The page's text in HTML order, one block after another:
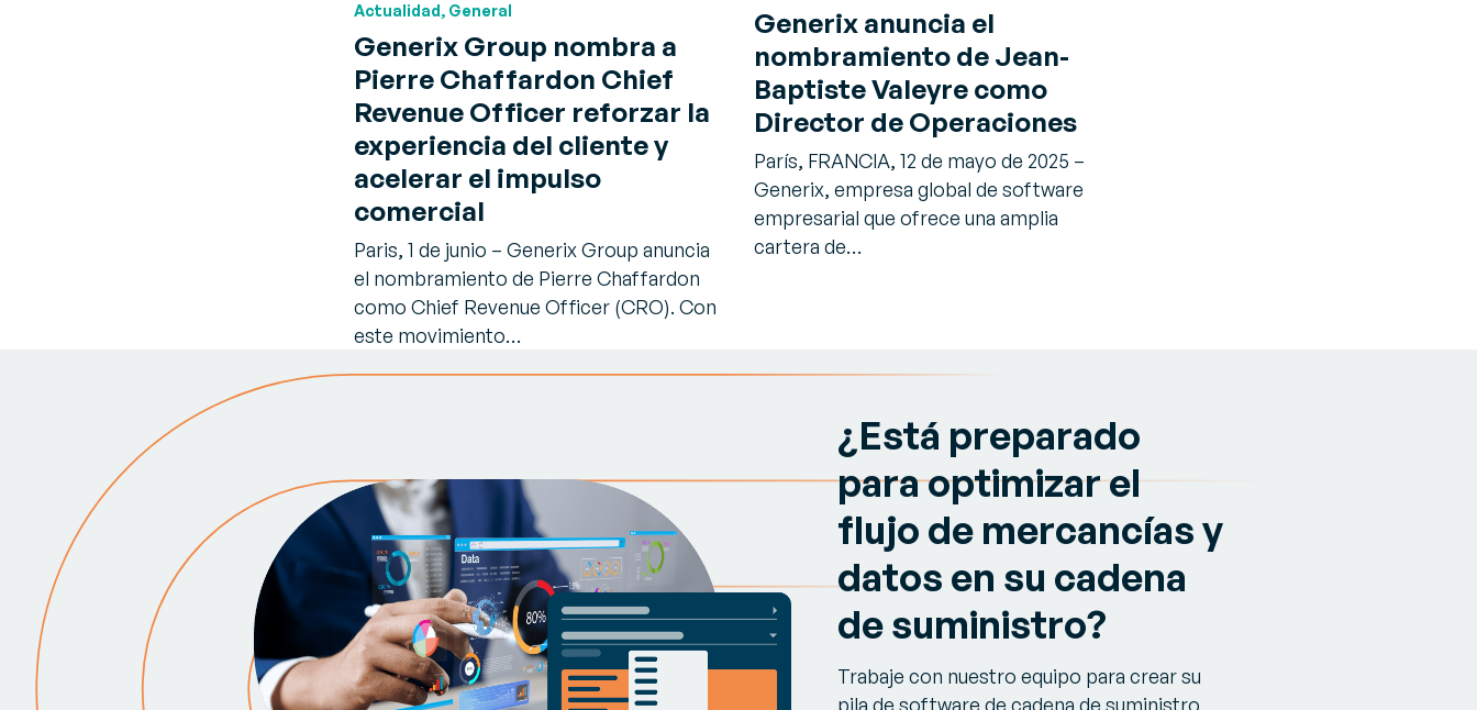
Actualidad, General
Generix Group nombra a
Pierre Chaffardon Chief
Revenue Officer reforzar la
experiencia del cliente y
acelerar el impulso
comercial
Paris, 1 de junio – Generix Group anuncia
el nombramiento de Pierre Chaffardon
como Chief Revenue Officer (CRO). Con
este movimiento…
Generix anuncia el
nombramiento de Jean-
Baptiste Valeyre como
Director de Operaciones
París, FRANCIA, 12 de mayo de 2025 –
Generix, empresa global de software
empresarial que ofrece una amplia
cartera de…
¿Está preparado
para optimizar el
flujo de mercancías y
datos en su cadena
de suministro?
Trabaje con nuestro equipo para crear su
pila de software de cadena de suministro